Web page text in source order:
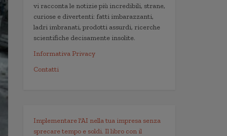
vi racconta le notizie più incredibili, strane,
curiose e divertenti: fatti imbarazzanti,
ladri imbranati, prodotti assurdi, ricerche
scientifiche decisamente insolite.
Informativa Privacy
Contatti
Implementare l'AI nella tua impresa senza
sprecare tempo e soldi. Il libro con il